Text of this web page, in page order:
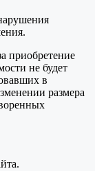
приобретение
не будет
в
размера